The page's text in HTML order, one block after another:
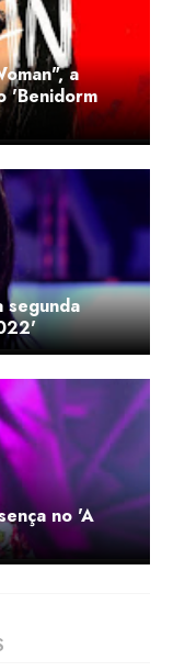
a
'Benidorm
segunda
no 'A